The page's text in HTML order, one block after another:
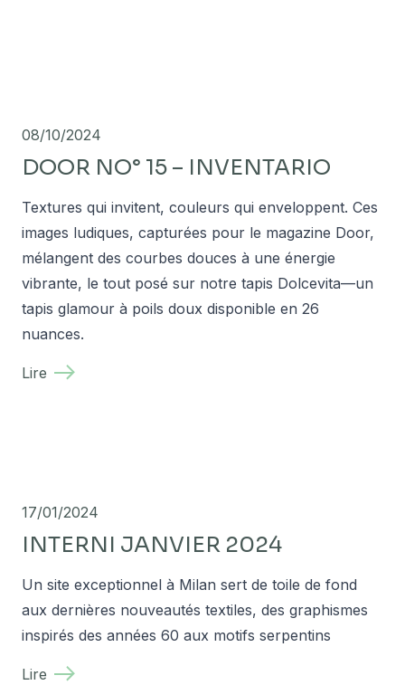
08/10/2024
DOOR NO° 15 – INVENTARIO
Textures qui invitent, couleurs qui enveloppent. Ces
images ludiques, capturées pour le magazine Door,
mélangent des courbes douces à une énergie
vibrante, le tout posé sur notre tapis Dolcevita—un
tapis glamour à poils doux disponible en 26
nuances.
Lire
17/01/2024
INTERNI JANVIER 2024
Un site exceptionnel à Milan sert de toile de fond
aux dernières nouveautés textiles, des graphismes
inspirés des années 60 aux motifs serpentins
Lire